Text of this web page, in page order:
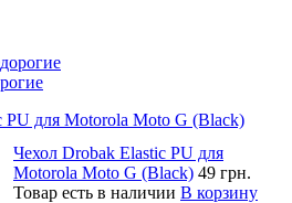
PU для Motorola Moto G (Black)
Чехол Drobak Elastic PU для
Motorola Moto G (Black) 49 грн.
Товар есть в наличии В корзину